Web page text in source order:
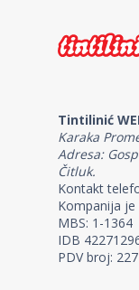
Tintilinić
Karaka
Adresa:
Čitluk.
Kontakt
Kompanija je
MBS: 1-1364
IDB
PDV broj: